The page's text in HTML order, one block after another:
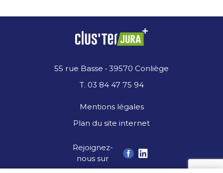
55 rue Basse • 39570 Conliège
T. 03 84 47 75 94
Mentions légales
Plan du site internet
Rejoignez-
nous sur